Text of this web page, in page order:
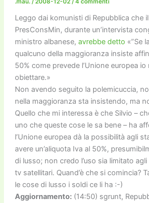
k
.mau. / 2008-12-02 / 4 commenti
Leggo dai komunisti di Repubblica che
PresConsMin, durante un’intervista
ministro albanese, avrebbe detto «”Se
qualcuno della maggioranza insiste
50% come prevede l’Unione europea
obiettare.»
Non avendo seguito la polemicuccia,
nella maggioranza sta insistendo, ma
Quello che mi interessa è che Silvio –
uno che queste cose le sa bene – ha
l’Unione europea dà la possibilità agli
avere un’aliquota Iva al 50%,
di lusso; non credo l’uso sia limitato
tv satellitari. Quand’è che si comincia?
le cose di lusso i soldi ce li ha :-)
Aggiornamento:(14:50) sgrunt,